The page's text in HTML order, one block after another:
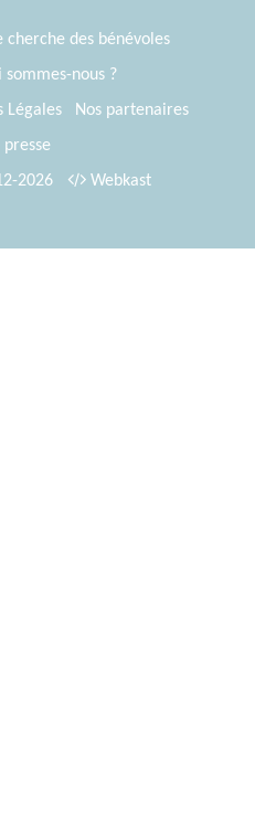
cherche des bénévoles
sommes-nous ?
Légales
Nos partenaires
presse
2026
Webkast